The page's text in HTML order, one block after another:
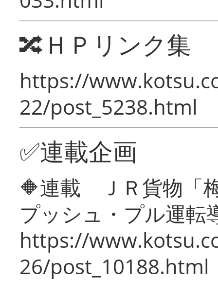
🔀ＨＰリンク集
https://
22/post_5238.html
✅連載企画
🔶連載 ＪＲ貨物「
プッシュ・プル運転
https://
26/post_10188.html